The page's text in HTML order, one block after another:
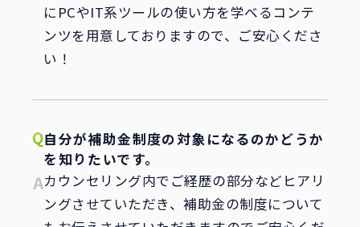
にPCやIT系ツールの使い方を学べるコンテ
ンツを用意しておりますので、ご安心くださ
い！
自分が補助金制度の対象になるのかどうか
を知りたいです。
カウンセリング内でご経歴の部分などヒアリ
ングさせていただき、補助金の制度について